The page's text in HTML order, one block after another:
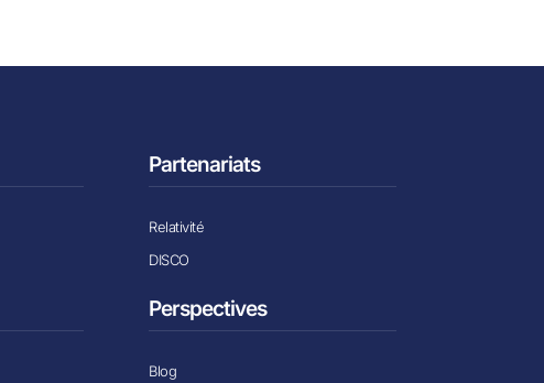
Partenariats
Relativité
DISCO
Perspectives
Blog